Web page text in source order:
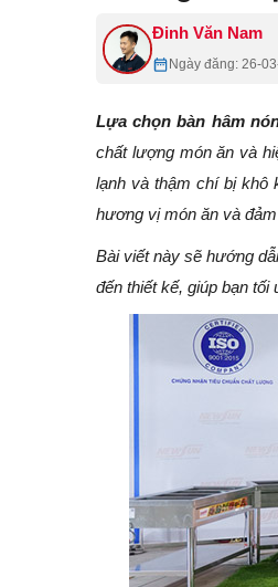
Đinh Văn Nam
Ngày đăng: 26-
Lựa chọn bàn hâm
chất lượng món ăn và
lạnh và thậm chí bị khô
hương vị món ăn và
Bài viết này sẽ hướng
đến thiết kế, giúp bạn